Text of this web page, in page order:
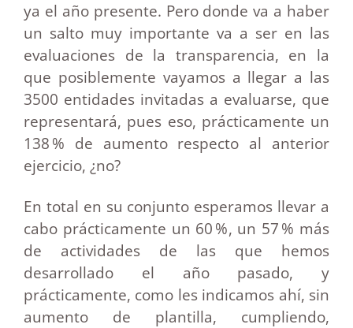
ya el año presente. Pero donde va a haber
un salto muy importante va a ser en las
evaluaciones de la transparencia, en la
que posiblemente vayamos a llegar a las
3500 entidades invitadas a evaluarse, que
representará, pues eso, prácticamente un
138 % de aumento respecto al anterior
ejercicio, ¿no?
En total en su conjunto esperamos llevar a
cabo prácticamente un 60 %, un 57 % más
de actividades de las que hemos
desarrollado el año pasado, y
prácticamente, como les indicamos ahí, sin
aumento de plantilla, cumpliendo,